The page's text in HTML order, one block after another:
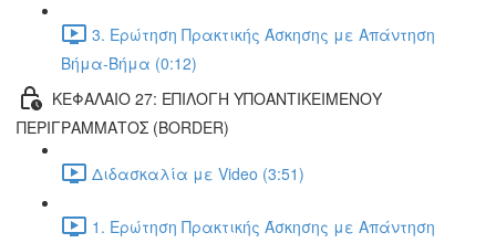
3. Ερώτηση Πρακτικής Άσκησης με Απάντηση
Βήμα-Βήμα (0:12)
ΚΕΦΑΛΑΙΟ 27: ΕΠΙΛΟΓΗ ΥΠΟΑΝΤΙΚΕΙΜΕΝΟΥ
ΠΕΡΙΓΡΑΜΜΑΤΟΣ (BORDER)
Διδασκαλία με Video (3:51)
1. Ερώτηση Πρακτικής Άσκησης με Απάντηση